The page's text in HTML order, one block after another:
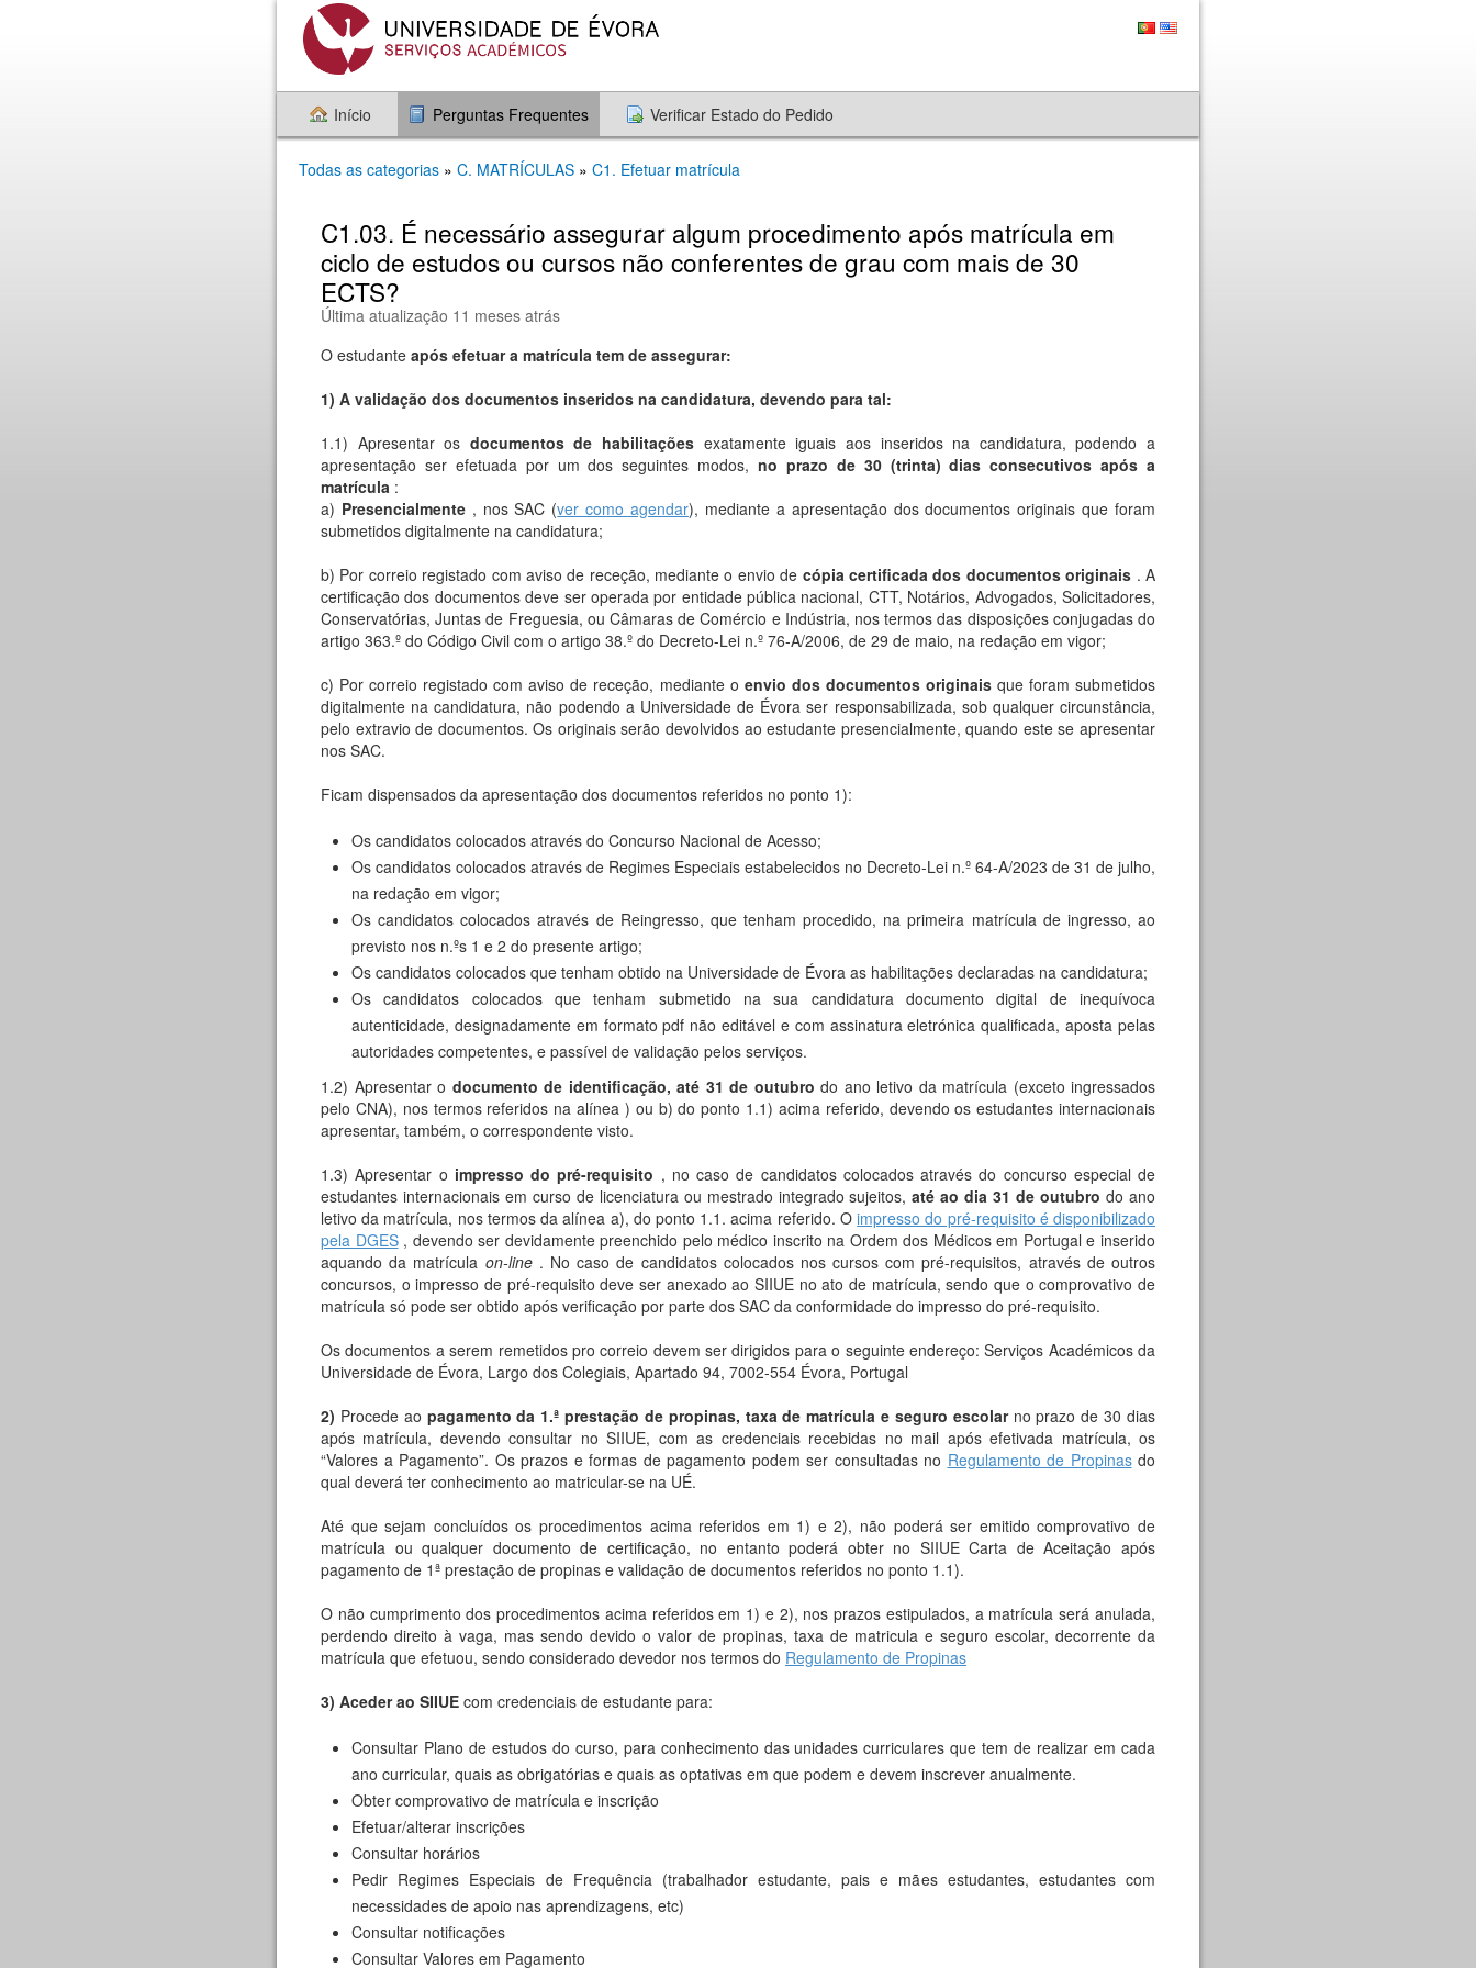
Início Perguntas Frequentes Verificar Estado do Pedido
Todas as categorias » C. MATRÍCULAS » C1. Efetuar matrícula
C1.03. É necessário assegurar algum procedimento após matrícula em
ciclo de estudos ou cursos não conferentes de grau com mais de 30
ECTS?
Última atualização 11 meses atrás
O estudante após efetuar a matrícula tem de assegurar:
1) A validação dos documentos inseridos na candidatura, devendo para tal:
1.1) Apresentar os documentos de habilitações exatamente iguais aos inseridos na candidatura, podendo a
apresentação ser efetuada por um dos seguintes modos, no prazo de 30 (trinta) dias consecutivos após a
matrícula :
a) Presencialmente, nos SAC (ver como agendar), mediante a apresentação dos documentos originais que foram
submetidos digitalmente na candidatura;
b) Por correio registado com aviso de receção, mediante o envio de cópia certificada dos documentos originais . A
certificação dos documentos deve ser operada por entidade pública nacional, CTT, Notários, Advogados, Solicitadores,
Conservatórias, Juntas de Freguesia, ou Câmaras de Comércio e Indústria, nos termos das disposições conjugadas do
artigo 363.º do Código Civil com o artigo 38.º do Decreto-Lei n.º 76-A/2006, de 29 de maio, na redação em vigor;
c) Por correio registado com aviso de receção, mediante o envio dos documentos originaisque foram submetidos
digitalmente na candidatura, não podendo a Universidade de Évora ser responsabilizada, sob qualquer circunstância,
pelo extravio de documentos. Os originais serão devolvidos ao estudante presencialmente, quando este se apresentar
nos SAC.
Ficam dispensados da apresentação dos documentos referidos no ponto 1):
Os candidatos colocados através do Concurso Nacional de Acesso;
Os candidatos colocados através de Regimes Especiais estabelecidos no Decreto-Lei n.º 64-A/2023 de 31 de julho,
na redação em vigor;
Os candidatos colocados através de Reingresso, que tenham procedido, na primeira matrícula de ingresso, ao
previsto nos n.ºs 1 e 2 do presente artigo;
Os candidatos colocados que tenham obtido na Universidade de Évora as habilitações declaradas na candidatura;
Os candidatos colocados que tenham submetido na sua candidatura documento digital de inequívoca
autenticidade, designadamente em formato pdf não editável e com assinatura eletrónica qualificada, aposta pelas
autoridades competentes, e passível de validação pelos serviços.
1.2) Apresentar o documento de identificação, até 31 de outubro do ano letivo da matrícula (exceto ingressados
pelo CNA), nos termos referidos na alínea ) ou b) do ponto 1.1) acima referido, devendo os estudantes internacionais
apresentar, também, o correspondente visto.
1.3) Apresentar o impresso do pré-requisito , no caso de candidatos colocados através do concurso especial de
estudantes internacionais em curso de licenciatura ou mestrado integrado sujeitos,até ao dia 31 de outubro do ano
letivo da matrícula, nos termos da alínea a), do ponto 1.1. acima referido. Oimpresso do pré-requisito é disponibilizado
pela DGES, devendo ser devidamente preenchido pelo médico inscrito na Ordem dos Médicos em Portugal e inserido
aquando da matrícula on-line. No caso de candidatos colocados nos cursos com pré-requisitos, através de outros
concursos, o impresso de pré-requisito deve ser anexado ao SIIUE no ato de matrícula, sendo que o comprovativo de
matrícula só pode ser obtido após verificação por parte dos SAC da conformidade do impresso do pré-requisito.
Os documentos a serem remetidos pro correio devem ser dirigidos para o seguinte endereço: Serviços Académicos da
Universidade de Évora, Largo dos Colegiais, Apartado 94, 7002-554 Évora, Portugal
2) Procede ao pagamento da 1.ª prestação de propinas, taxa de matrícula e seguro escolarno prazo de 30 dias
após matrícula, devendo consultar no SIIUE, com as credenciais recebidas no mail após efetivada matrícula, os
“Valores a Pagamento”. Os prazos e formas de pagamento podem ser consultadas no Regulamento de Propinasdo
qual deverá ter conhecimento ao matricular-se na UÉ.
Até que sejam concluídos os procedimentos acima referidos em 1) e 2), não poderá ser emitido comprovativo de
matrícula ou qualquer documento de certificação, no entanto poderá obter no SIIUE Carta de Aceitação após
pagamento de 1ª prestação de propinas e validação de documentos referidos no ponto 1.1).
O não cumprimento dos procedimentos acima referidos em 1) e 2), nos prazos estipulados, a matrícula será anulada,
perdendo direito à vaga, mas sendo devido o valor de propinas, taxa de matricula e seguro escolar, decorrente da
matrícula que efetuou, sendo considerado devedor nos termos do Regulamento de Propinas
3) Aceder ao SIIUE com credenciais de estudante para:
Consultar Plano de estudos do curso, para conhecimento das unidades curriculares que tem de realizar em cada
ano curricular, quais as obrigatórias e quais as optativas em que podem e devem inscrever anualmente.
Obter comprovativo de matrícula e inscrição
Efetuar/alterar inscrições
Consultar horários
Pedir Regimes Especiais de Frequência (trabalhador estudante, pais e mães estudantes, estudantes com
necessidades de apoio nas aprendizagens, etc)
Consultar notificações
Consultar Valores em Pagamento